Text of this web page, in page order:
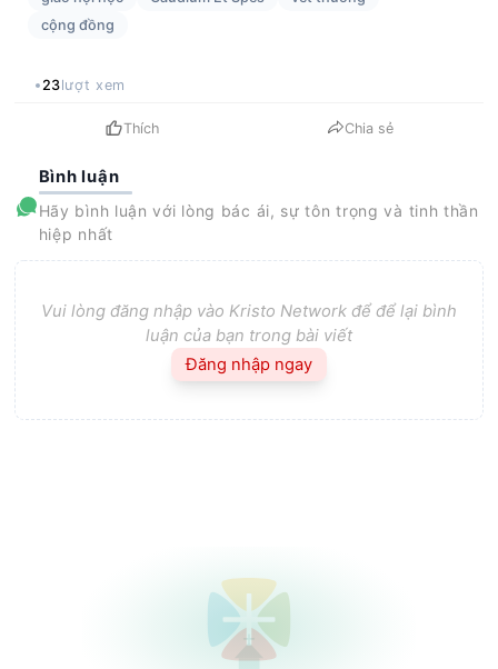
cộng đồng
23lượt xem
Thích Chia sẻ
Bình luận
Hãy bình luận với lòng bác ái, sự tôn trọng và tinh thần
hiệp nhất
Vui lòng đăng nhập vào Kristo Network để để lại bình
luận của bạn trong bài viết
Đăng nhập ngay